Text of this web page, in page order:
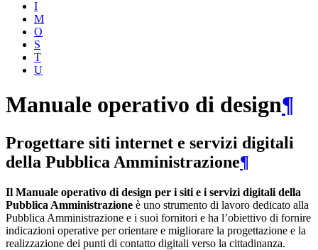
I
M
O
S
T
U
Manuale operativo di design¶
Progettare siti internet e servizi digitali
della Pubblica Amministrazione¶
Il Manuale operativo di design per i siti e i servizi digitali della
Pubblica Amministrazione è uno strumento di lavoro dedicato alla
Pubblica Amministrazione e i suoi fornitori e ha l’obiettivo di fornire
indicazioni operative per orientare e migliorare la progettazione e la
realizzazione dei punti di contatto digitali verso la cittadinanza.